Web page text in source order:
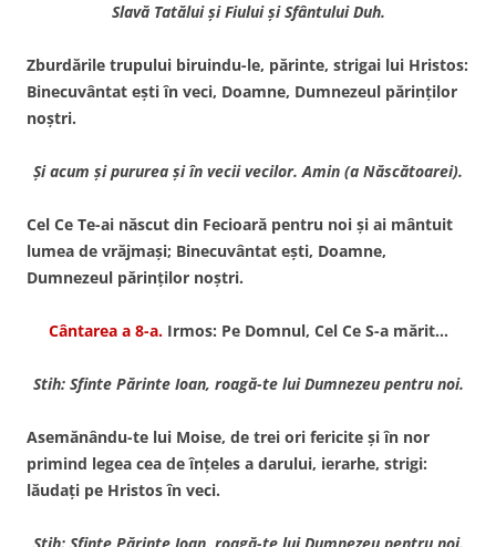
Slavă Tatălui şi Fiului şi Sfântului Duh.
Zburdările trupului biruindu-le, părinte, strigai lui Hristos:
Binecuvântat eşti în veci, Doamne, Dumnezeul părinţilor
noştri.
Şi acum şi pururea şi în vecii vecilor. Amin (a Născătoarei).
Cel Ce Te-ai născut din Fecioară pentru noi şi ai mântuit
lumea de vrăjmaşi; Binecuvântat eşti, Doamne,
Dumnezeul părinţilor noştri.
Cântarea a 8-a.Irmos: Pe Domnul, Cel Ce S-a mărit…
Stih: Sfinte Părinte Ioan, roagă-te lui Dumnezeu pentru noi.
Asemănându-te lui Moise, de trei ori fericite şi în nor
primind legea cea de înţeles a darului, ierarhe, strigi:
lăudaţi pe Hristos în veci.